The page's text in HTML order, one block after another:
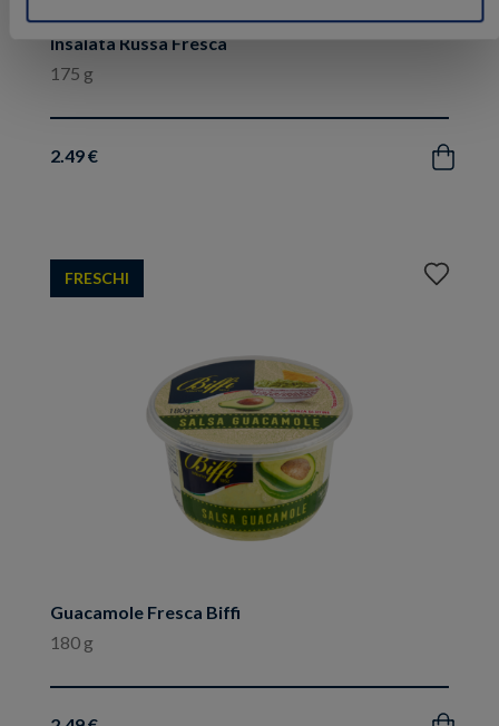
Insalata Russa Fresca
175 g
2.49 € Acquista
Guacamole Fresca Biffi
180 g
FRESCHI
Aggiungi